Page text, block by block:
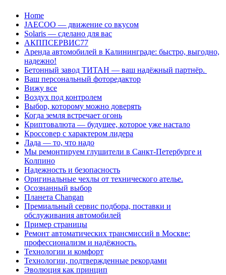
Перейти
содержанию
Home
JAECOO — движение со вкусом
Solaris — сделано для вас
АКППСЕРВИС77
Аренда автомобилей в Калининграде: быстро, выгодно,
надежно!
Бетонный завод ТИТАН — ваш надёжный партнёр.
Ваш персональный фоторедактор
Вижу все
Воздух под контролем
Выбор, которому можно доверять
Когда земля встречает огонь
Криптовалюта — будущее, которое уже настало
Кроссовер с характером лидера
Лада — то, что надо
Мы ремонтируем глушители в Санкт-Петербурге и
Колпино
Надежность и безопасность
Оригинальные чехлы от технического ателье.
Осознанный выбор
Планета Changan
Премиальный сервис подбора, поставки и
обслуживания автомобилей
Пример страницы
Ремонт автоматических трансмиссий в Москве:
профессионализм и надёжность.
Технологии и комфорт
Технологии, подтвержденные рекордами
Эволюция как принцип